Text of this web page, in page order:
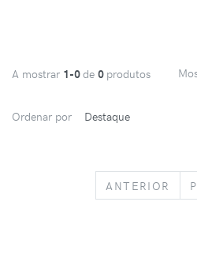
A mostrar 1-0de 0 produtos
Ordenar por
ANTERIOR